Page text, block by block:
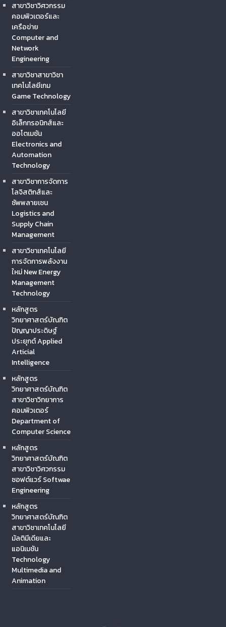
สาขาวิชาวิศวกรรม
คอมพิวเตอร์และ
เครือข่าย
Computer and
Network
Engineering
สาขาวิชาสาขาวิชา
เทคโนโลยีเกม
Game Technology
สาขาวิชาเทคโนโลยี
อิเล็กทรอนิกส์และ
ออโตเมชัน
Electronics and
Automation
Technology
สาขาวิชาการจัดการ
โลจิสติกส์และ
ซัพพลายเชน
Logistics and
Supply Chain
Management
สาขาวิชาเทคโนโลยี
การจัดการพลังงาน
ใหม่ New Energy
Management
Technology
หลักสูตร
วิทยาศาสตร์บัณฑิต
ปัญญาประดิษฐ์
ประยุกต์ Applied
Articial
Intelligence
หลักสูตร
วิทยาศาสตร์บัณฑิต
สาขาวิชาวิทยาการ
คอมพิวเตอร์
Department of
Computer Science
หลักสูตร
วิทยาศาสตร์บัณฑิต
สาขาวิชาวิศวกรรม
ซอฟต์แวร์ Softwae
Engineering
หลักสูตร
วิทยาศาสตร์บัณฑิต
สาขาวิชาเทคโนโลยี
มัลติมีเดียและ
แอนิเมชัน
Technology
Multimedia and
Animation